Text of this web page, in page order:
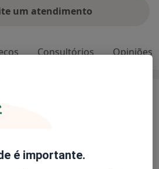
um atendimento
Consultórios Opiniões
se na medicina dentária
combinando a ciência com a
a prestar cuidados
é importante.